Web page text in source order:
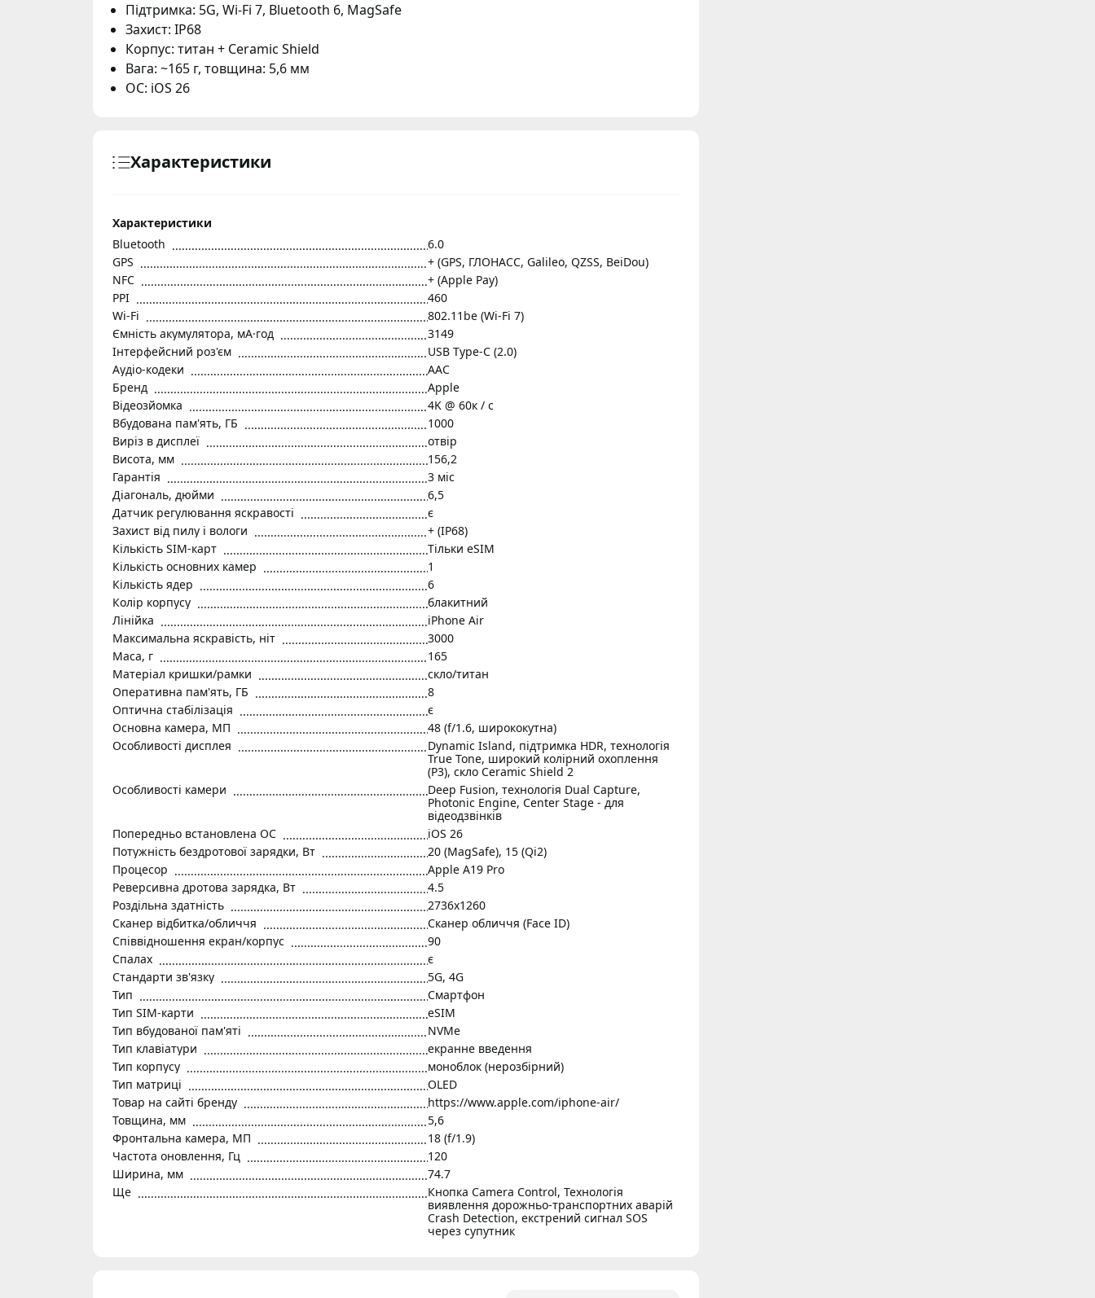
Підтримка: 5G, Wi-Fi 7, Bluetooth 6, MagSafe
Захист: IP68
Корпус: титан + Ceramic Shield
Вага: ~165 г, товщина: 5,6 мм
ОС: iOS 26
Характеристики
Характеристики
Bluetooth
6.0
GPS
+ (GPS, ГЛОНАСС, Galileo, QZSS, BeiDou)
NFC
+ (Apple Pay)
PPI
460
Wi-Fi
802.11be (Wi-Fi 7)
Ємність акумулятора, мА·год
3149
Інтерфейсний роз'єм
USB Type-C (2.0)
Аудіо-кодеки
AAC
Бренд
Apple
Відеозйомка
4K @ 60к / с
Вбудована пам'ять, ГБ
1000
Виріз в дисплеї
отвір
Висота, мм
156,2
Гарантія
3 міс
Діагональ, дюйми
6,5
Датчик регулювання яскравості
є
Захист від пилу і вологи
+ (IP68)
Кількість SIM-карт
Тільки eSIM
Кількість основних камер
1
Кількість ядер
6
Колір корпусу
блакитний
Лінійка
iPhone Air
Максимальна яскравість, ніт
3000
Маса, г
165
Матеріал кришки/рамки
скло/титан
Оперативна пам'ять, ГБ
8
Оптична стабілізація
є
Основна камера, МП
48 (f/1.6, ширококутна)
Особливості дисплея
Dynamic Island, підтримка HDR, технологія
True Tone, широкий колірний охоплення
(P3), скло Ceramic Shield 2
Особливості камери
Deep Fusion, технологія Dual Capture,
Photonic Engine, Center Stage - для
відеодзвінків
Попередньо встановлена ОС
iOS 26
Потужність бездротової зарядки, Вт
20 (MagSafe), 15 (Qi2)
Процесор
Apple A19 Pro
Реверсивна дротова зарядка, Вт
4.5
Роздільна здатність
2736x1260
Сканер відбитка/обличчя
Сканер обличчя (Face ID)
Співвідношення екран/корпус
90
Спалах
є
Стандарти зв'язку
5G, 4G
Тип
Смартфон
Тип SIM-карти
eSIM
Тип вбудованої пам'яті
NVMe
Тип клавіатури
екранне введення
Тип корпусу
моноблок (нерозбірний)
Тип матриці
OLED
Товар на сайті бренду
https://www.apple.com/iphone-air/
Товщина, мм
5,6
Фронтальна камера, МП
18 (f/1.9)
Частота оновлення, Гц
120
Ширина, мм
74.7
Ще
Кнопка Camera Control, Технологія
виявлення дорожньо-транспортних аварій
Crash Detection, екстрений сигнал SOS
через супутник